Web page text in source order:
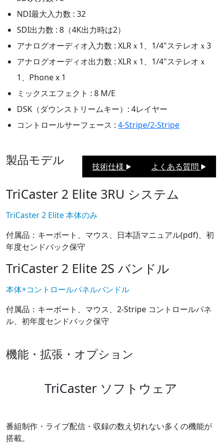
NDI最大入力数 : 32
SDI出力数 : 8（4K出力時は2）
アナログオーディオ入力数 : XLRｘ1、1/4"ステレオｘ3
アナログオーディオ出力数 : XLRｘ1、1/4"ステレオｘ
1、Phone x 1
ミックスエフェクト : 8 M/E
DSK（ダウンストリームキー）: 4レイヤー
コントロールサーフェース :4-Stripe/2-Stripe
よくある質問 ▶︎
技術仕様 ▶︎
製品モデル
TriCaster 2 Elite 3RU システム
TriCaster 2 Elite 本体のみ
付属品：キーボート、マウス、日本語マニュアル(pdf)、初
年度センドバック保守
TriCaster 2 Elite 2S バンドル
本体+コントロールパネルバンドル
付属品：キーボート、マウス、2-Stripe コントロールパネ
ル、初年度センドバック保守
機能・拡張・オプション
TriCaster ソフトウェア
番組制作・ライブ配信・収録の数え切れない多くの機能が
搭載。